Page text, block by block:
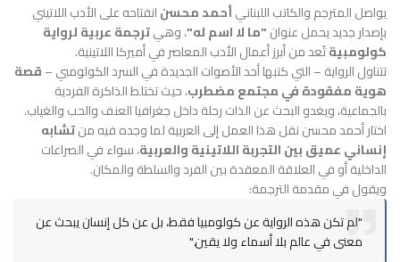
يواصل المترجم والكاتب اللبنانيأحمد محسنانفتاحه على الأدب اللاتيني
بإصدار جديد يحمل عنوان"ما لا اسم له"، وهيترجمة عربية لرواية
كولومبيةتُعد من أبرز أعمال الأدب المعاصر في أميركا اللاتينية.
تتناول الرواية – التي كتبها أحد الأصوات الجديدة في السرد الكولومبي –قصة
هوية مفقودة في مجتمع مضطرب، حيث تختلط الذاكرة الفردية
بالجماعية، ويغدو البحث عن الذات رحلة داخل جغرافيا العنف والحب والغياب.
اختار أحمد محسن نقل هذا العمل إلى العربية لما وجده فيه منتشابه
إنساني عميق بين التجربة اللاتينية والعربية، سواء في الصراعات
الداخلية أو في العلاقة المعقدة بين الفرد والسلطة والمكان.
ويقول في مقدمة الترجمة:
"لم تكن هذه الرواية عن كولومبيا فقط، بل عن كل إنسان يبحث عن
معنى في عالم بلا أسماء ولا يقين."